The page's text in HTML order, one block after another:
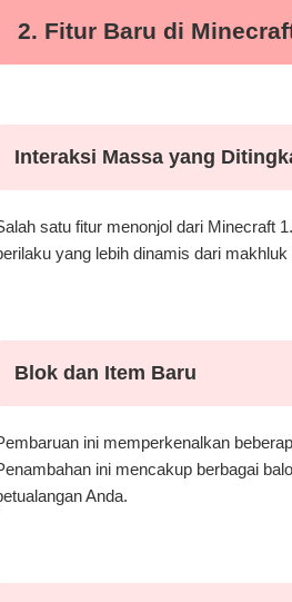
2. Fitur Baru di
Interaksi Massa yang
satu fitur menonjol dari Minecraft
yang lebih dinamis dari
Blok dan Item Baru
ini memperkenalkan
ini mencakup berbagai
Anda.